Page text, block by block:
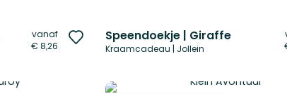
vanaf
€ 8,26
Voeg
verlanglijst
Speendoekje | Giraffe
Kraamcadeau | Jollein